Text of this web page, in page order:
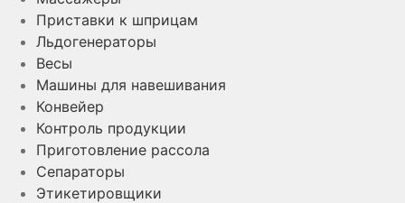
Приставки к шприцам
Льдогенераторы
Весы
Машины для навешивания
Конвейер
Контроль продукции
Приготовление рассола
Сепараторы
Этикетировщики